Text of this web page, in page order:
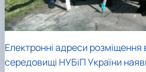
Електронні адреси
середовищі НУБіП України